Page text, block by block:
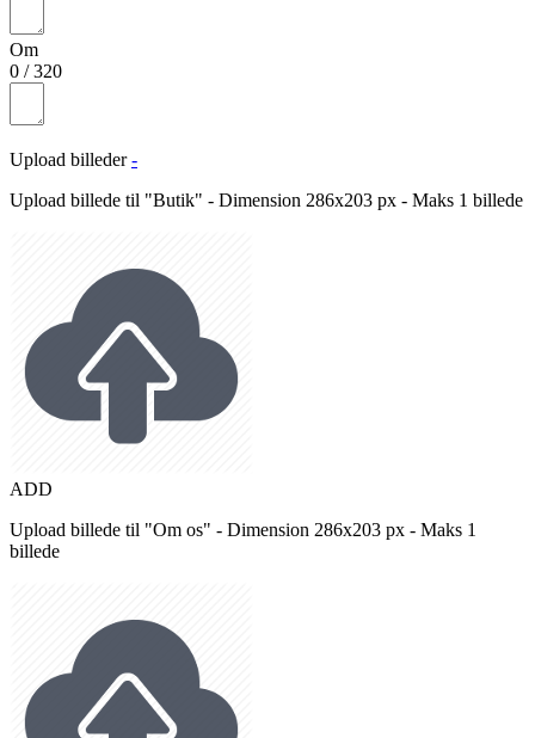
Om
0 /320
Upload billeder -
Upload billede til "Butik" - Dimension 286x203 px - Maks 1 billede
ADD
Upload billede til "Om os" - Dimension 286x203 px - Maks 1
billede